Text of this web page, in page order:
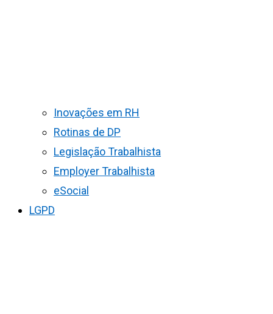
Inovações em RH
Rotinas de DP
Legislação Trabalhista
Employer Trabalhista
eSocial
LGPD